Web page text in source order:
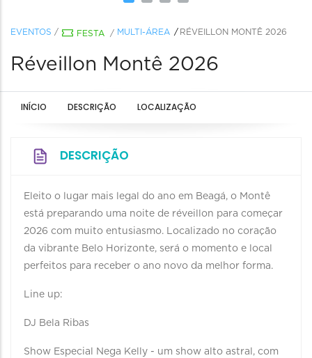
EVENTOS / FESTA / MULTI-ÁREA RÉVEILLON MONTÊ 2026
Réveillon Montê 2026
INÍCIO DESCRIÇÃO LOCALIZAÇÃO
DESCRIÇÃO
Eleito o lugar mais legal do ano em Beagá, o Montê
está preparando uma noite de réveillon para começar
2026 com muito entusiasmo. Localizado no coração
da vibrante Belo Horizonte, será o momento e local
perfeitos para receber o ano novo da melhor forma.
Line up:
DJ Bela Ribas
Show Especial Nega Kelly - um show alto astral, com